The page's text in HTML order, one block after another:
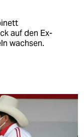
auf den Ex-
wachsen.